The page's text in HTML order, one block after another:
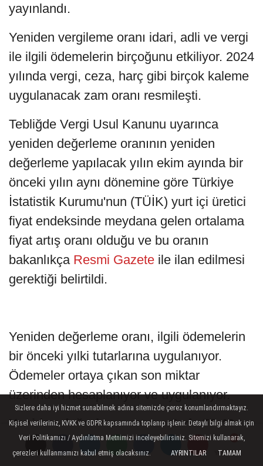
Yorumlar
Yorumlar
Yorumlar
yayınlandı.
Yeniden vergileme oranı idari, adli ve vergi
ile ilgili ödemelerin birçoğunu etkiliyor. 2024
yılında vergi, ceza, harç gibi birçok kaleme
uygulanacak zam oranı resmileşti.
Tebliğde Vergi Usul Kanunu uyarınca
yeniden değerleme oranının yeniden
değerleme yapılacak yılın ekim ayında bir
önceki yılın aynı dönemine göre Türkiye
İstatistik Kurumu'nun (TÜİK) yurt içi üretici
fiyat endeksinde meydana gelen ortalama
fiyat artış oranı olduğu ve bu oranın
bakanlıkça Resmi Gazete ile ilan edilmesi
gerektiği belirtildi.
Yeniden değerleme oranı, ilgili ödemelerin
bir önceki yılki tutarlarına uygulanıyor.
Ödemeler ortaya çıkan son miktar
üzerinden hesaplanıyor ve uygulanıyor.
Yeniden değerleme oranı yüzde 58,46
Bu kapsamda yeniden değerleme oranının
Sizlere daha iyi hizmet sunabilmek adına sitemizde çerez konumlandırmaktayız.
Kişisel verileriniz, KVKK ve GDPR kapsamında toplanıp işlenir. Detaylı bilgi almak için
Veri Politikamızı / Aydınlatma Metnimizi inceleyebilirsiniz. Sitemizi kullanarak,
çerezleri kullanmamızı kabul etmiş olacaksınız.
AYRINTILAR TAMAM